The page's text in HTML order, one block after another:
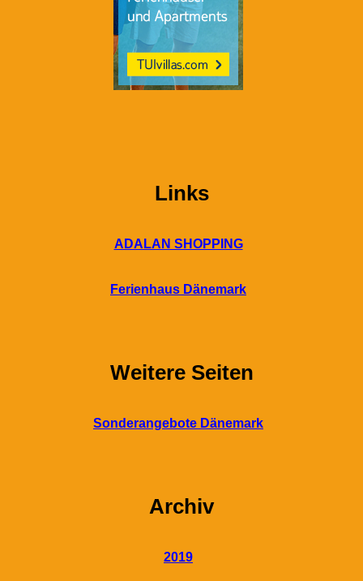
Links
ADALAN SHOPPING
Ferienhaus Dänemark
Weitere Seiten
Sonderangebote Dänemark
Archiv
2019